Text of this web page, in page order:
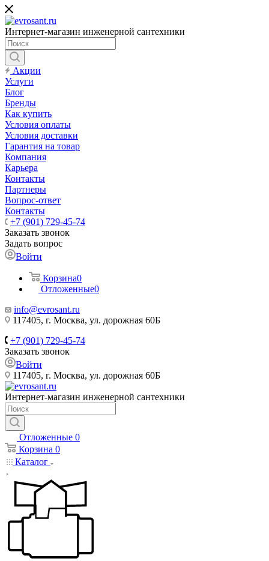
Интернет-магазин инженерной сантехники
Акции
Услуги
Блог
Бренды
Как купить
Условия оплаты
Условия доставки
Гарантия на товар
Компания
Карьера
Контакты
Партнеры
Вопрос-ответ
Контакты
+7 (901) 729-45-74
Заказать звонок
Задать вопрос
Войти
Корзина0
Отложенные0
info@evrosant.ru
117405, г. Москва, ул. дорожная 60Б
+7 (901) 729-45-74
Заказать звонок
Войти
117405, г. Москва, ул. дорожная 60Б
Интернет-магазин инженерной сантехники
Отложенные 0
Корзина 0
Каталог